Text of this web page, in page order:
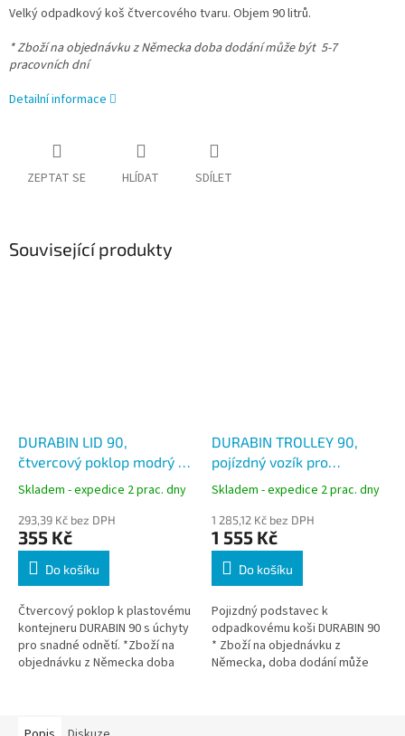
Velký odpadkový koš čtvercového tvaru. Objem 90 litrů.
* Zboží na objednávku z Německa doba dodání může být 5-7
pracovních dní
Detailní informace
ZEPTAT SE HLÍDAT SDÍLET
Související produkty
DURABIN LID 90,
čtvercový poklop modrý k
odpadkovému koši
Durabin 90
Skladem - expedice 2 prac. dny
293,39 Kč bez DPH
355 Kč
Do košíku
Čtvercový poklop k plastovému
kontejneru DURABIN 90 s úchyty
pro snadné odnětí. *Zboží na
objednávku z Německa doba
DURABIN TROLLEY 90,
pojízdný vozík pro
odpadkové koše 90 litrů,
Skladem - expedice 2 prac. dny
1 285,12 Kč bez DPH
1 555 Kč
Do košíku
Pojizdný podstavec k
odpadkovému koši DURABIN 90
* Zboží na objednávku z
Německa, doba dodání může